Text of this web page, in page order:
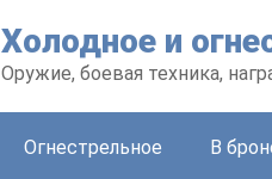
Холодное и
Оружие, боевая техника,
Огнестрельное В